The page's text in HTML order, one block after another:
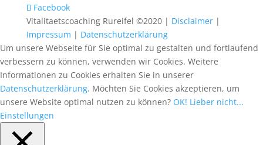
Facebook
Vitalitaetscoaching Rureifel ©2020 | Disclaimer|
Impressum | Datenschutzerklärung
Um unsere Webseite für Sie optimal zu gestalten und fortlaufend
verbessern zu können, verwenden wir Cookies. Weitere
Informationen zu Cookies erhalten Sie in unserer
Datenschutzerklärung. Möchten Sie Cookies akzeptieren, um
unsere Website optimal nutzen zu können? OK! Lieber nicht...
Einstellungen